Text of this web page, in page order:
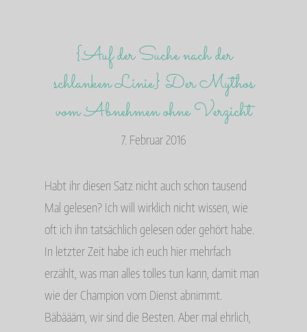
{Auf der Suche nach der
schlanken Linie} Der Mythos
vom Abnehmen ohne Verzicht
7. Februar 2016
Habt ihr diesen Satz nicht auch schon tausend
Mal gelesen? Ich will wirklich nicht wissen, wie
oft ich ihn tatsächlich gelesen oder gehört habe.
In letzter Zeit habe ich euch hier mehrfach
erzählt, was man alles tolles tun kann, damit man
wie der Champion vom Dienst abnimmt.
Bäbäääm, wir sind die Besten. Aber mal ehrlich,